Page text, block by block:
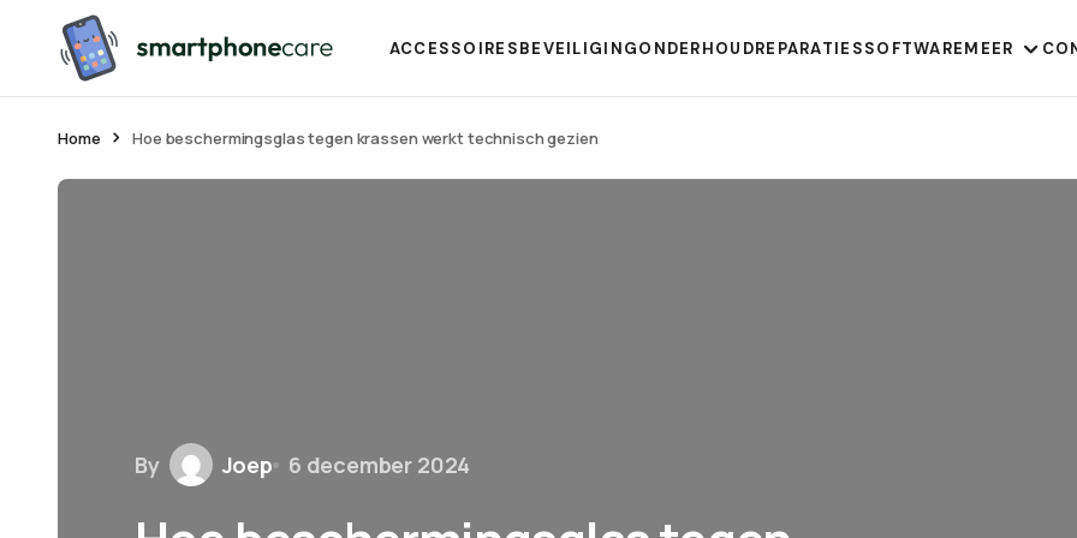
ACCESSOIRESBEVEILIGINGONDERHOUDREPARATIESSOFTWAREMEER
Home Hoe beschermingsglas tegen krassen werkt technisch gezien
By Joep 6 december 2024